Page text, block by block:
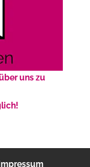
uns zu
Impressum